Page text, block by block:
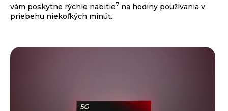
vám poskytne rýchle nabitie7 na hodiny používania v
priebehu niekoľkých minút.